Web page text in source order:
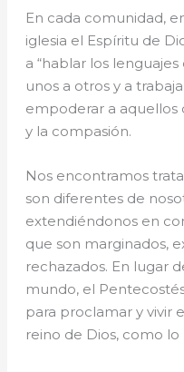
En cada comunidad,
iglesia el Espíritu de
a “hablar los
unos a otros y a
empoderar a aquellos
y la compasión.
Nos encontramos
son diferentes de
extendiéndonos en
que son marginados,
rechazados. En lugar
mundo, el
para proclamar y vivir
reino de Dios, como lo